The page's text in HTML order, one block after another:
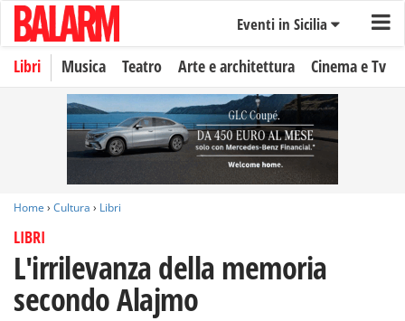
Eventi in Sicilia
Libri Musica Teatro Arte e architettura Cinema e Tv
Home › Cultura › Libri
LIBRI
L'irrilevanza della memoria
secondo Alajmo